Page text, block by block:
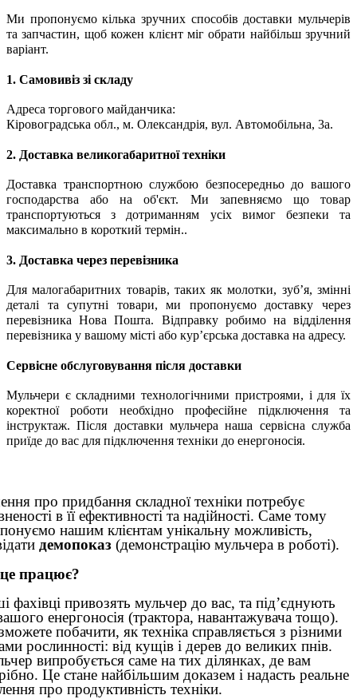
Ми пропонуємо кілька зручних способів доставки мульчерів
та запчастин, щоб кожен клієнт міг обрати найбільш зручний
варіант.
1. Самовивіз зі складу
Адреса торгового майданчика:
Кіровоградська обл., м. Олександрія, вул. Автомобільна, 3а.
2. Доставка великогабаритної техніки
Доставка транспортною службою безпосередньо до вашого
господарства або на об'єкт. Ми запевняємо що товар
транспортуються з дотриманням усіх вимог безпеки та
максимально в короткий термін..
3. Доставка через перевізника
Для малогабаритних товарів, таких як молотки, зуб’я, змінні
деталі та супутні товари, ми пропонуємо доставку через
перевізника Нова Пошта. Відправку робимо на відділення
перевізника у вашому місті або кур’єрська доставка на адресу.
Сервісне обслуговування після доставки
Мульчери є складними технологічними пристроями, і для їх
коректної роботи необхідно професійне підключення та
інструктаж. Після доставки мульчера наша сервісна служба
приїде до вас для підключення техніки до енергоносія.
про придбання складної техніки потребує
в її ефективності та надійності. Саме тому
нашим клієнтам унікальну можливість,
демопоказ (демонстрацію мульчера в роботі).
працює?
фахівці привозять мульчер до вас, та під’єднують
енергоносія (трактора, навантажувача тощо).
побачити, як техніка справляється з різними
рослинності: від кущів і дерев до великих пнів.
випробується саме на тих ділянках, де вам
Це стане найбільшим доказем і надасть реальне
про продуктивність техніки.